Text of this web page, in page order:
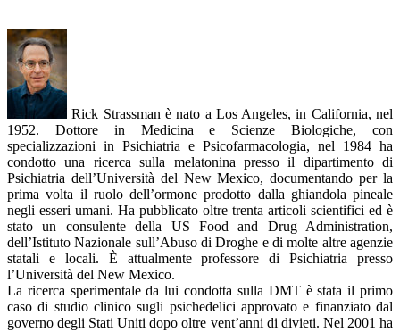
Rick Strassman è nato a Los Angeles, in California, nel
1952. Dottore in Medicina e Scienze Biologiche, con
specializzazioni in Psichiatria e Psicofarmacologia, nel 1984 ha
condotto una ricerca sulla melatonina presso il dipartimento di
Psichiatria dell’Università del New Mexico, documentando per la
prima volta il ruolo dell’ormone prodotto dalla ghiandola pineale
negli esseri umani. Ha pubblicato oltre trenta articoli scientifici ed è
stato un consulente della US Food and Drug Administration,
dell’Istituto Nazionale sull’Abuso di Droghe e di molte altre agenzie
statali e locali. È attualmente professore di Psichiatria presso
l’Università del New Mexico.
La ricerca sperimentale da lui condotta sulla DMT è stata il primo
caso di studio clinico sugli psichedelici approvato e finanziato dal
governo degli Stati Uniti dopo oltre vent’anni di divieti. Nel 2001 ha